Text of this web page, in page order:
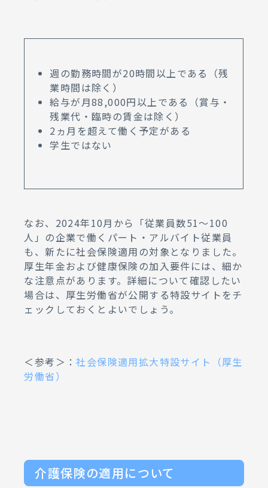
週の勤務時間が20時間以上である（残
業時間は除く）
給与が月88,000円以上である（賞与・
残業代・臨時の賃金は除く）
2ヵ月を超えて働く予定がある
学生ではない
なお、2024年10月から「従業員数51～100
人」の企業で働くパート・アルバイト従業員
も、新たに社会保険適用の対象となりました。
厚生年金および健康保険の加入要件には、細か
な注意点があります。詳細について確認したい
場合は、厚生労働省が公開する特設サイトをチ
ェックしておくとよいでしょう。
＜参考＞：社会保険適用拡大特設サイト（厚生
労働省）
介護保険の適用について